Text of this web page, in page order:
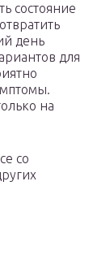
состояние
день
для
на
со